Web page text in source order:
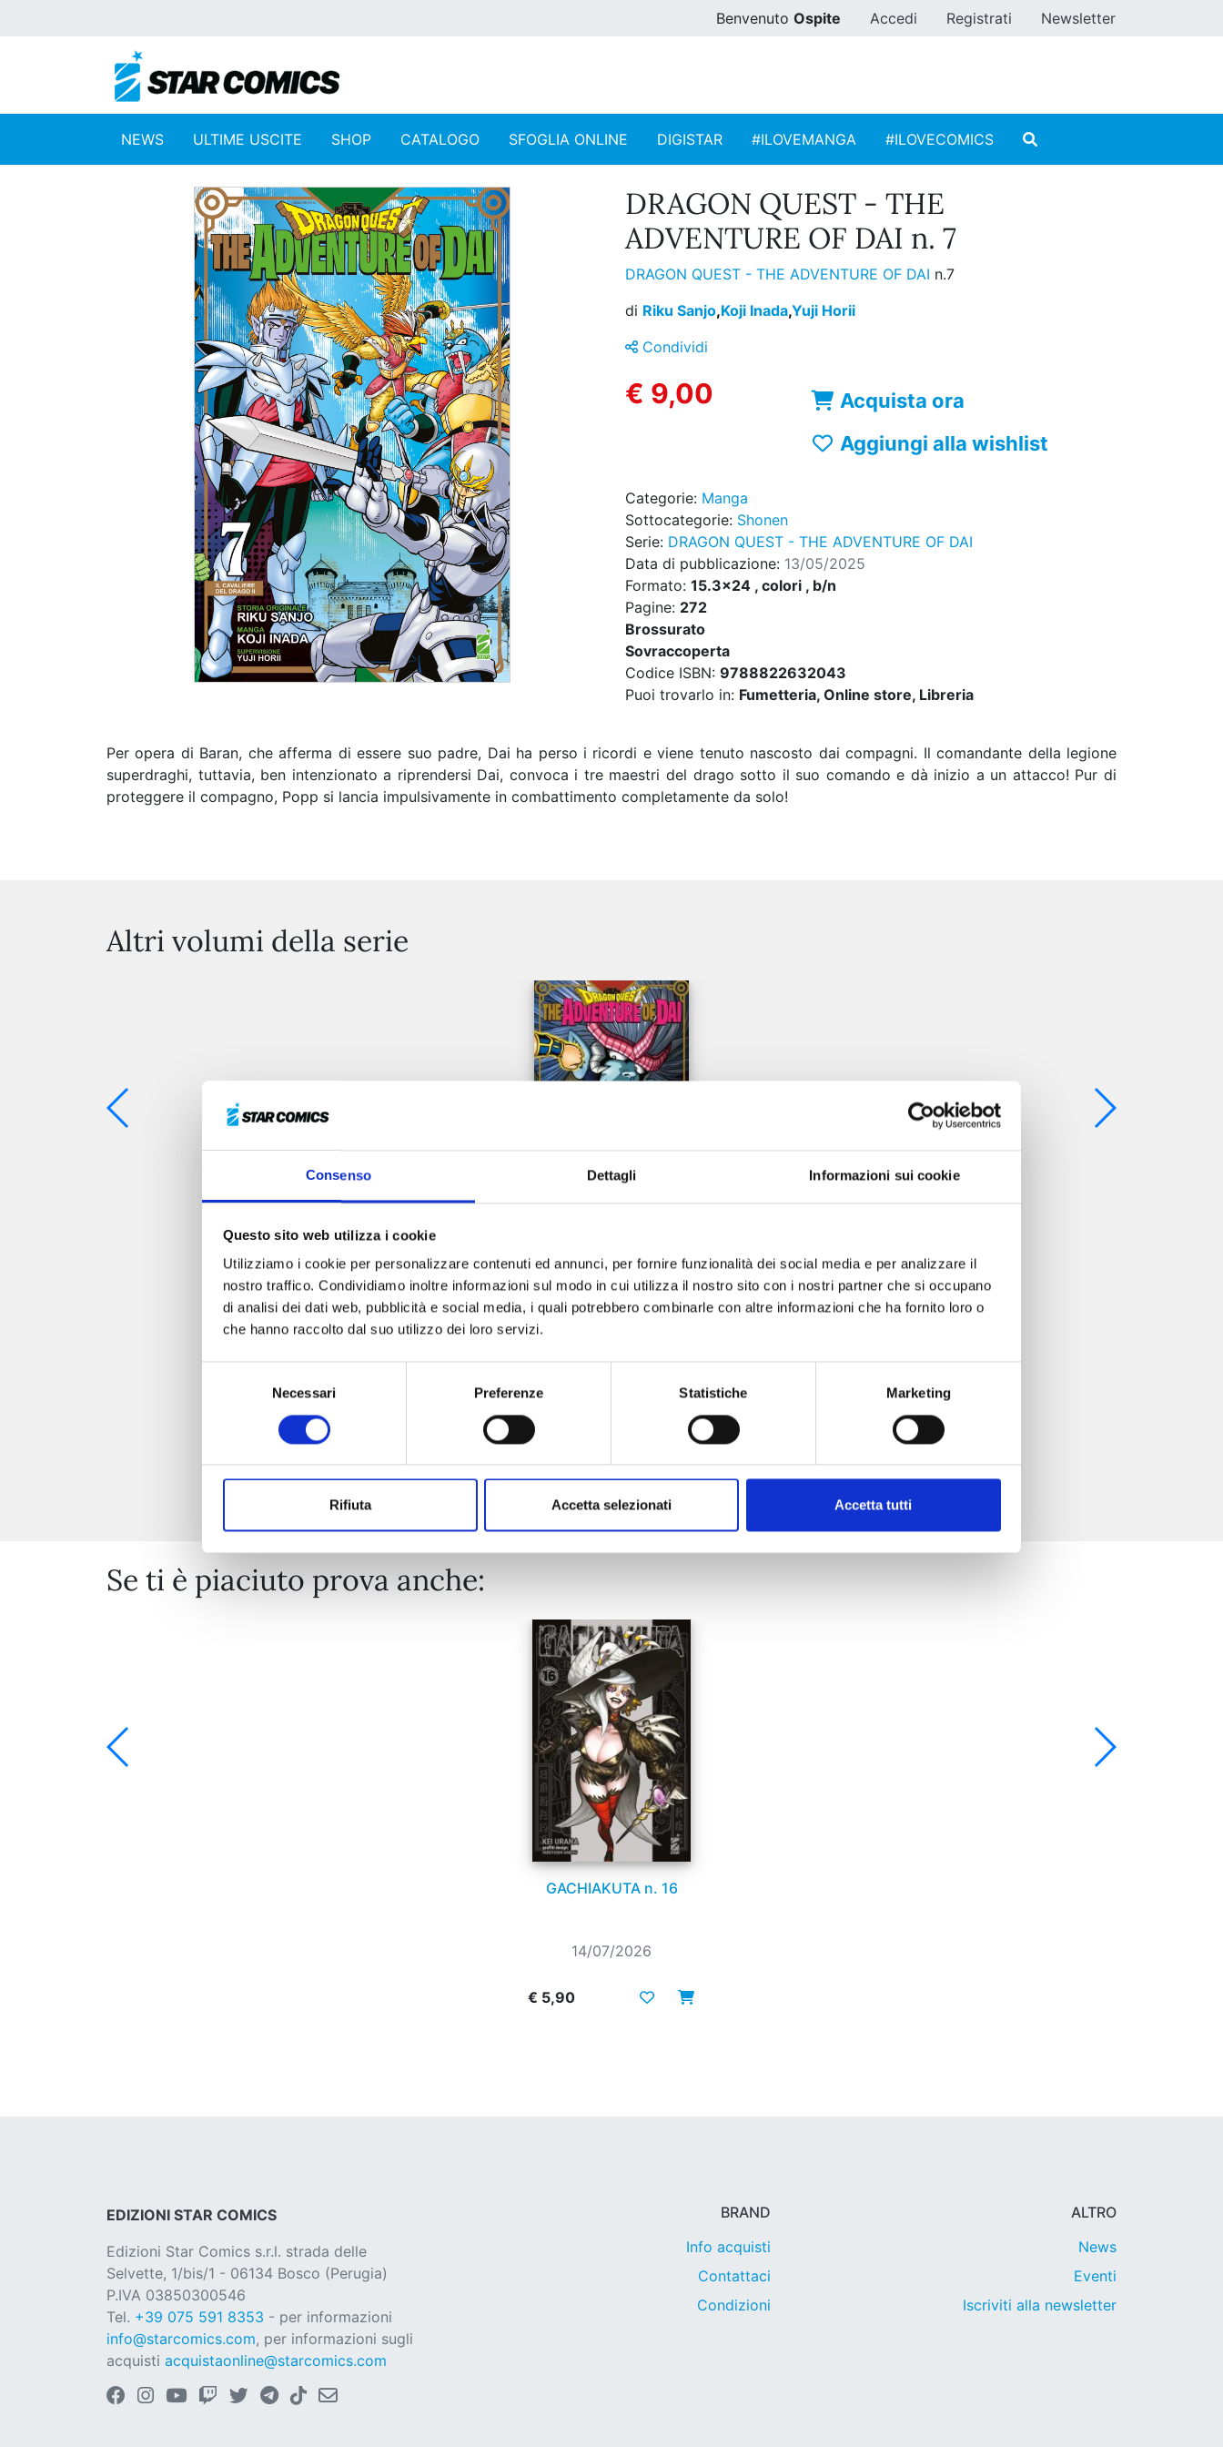
Consenso Dettagli Informazioni sui cookie
Questo sito web utilizza i cookie
Utilizziamo i cookie per personalizzare contenuti ed annunci, per fornire funzionalità dei social media e per analizzare il
nostro traffico. Condividiamo inoltre informazioni sul modo in cui utilizza il nostro sito con i nostri partner che si occupano
di analisi dei dati web, pubblicità e social media, i quali potrebbero combinarle con altre informazioni che ha fornito loro o
che hanno raccolto dal suo utilizzo dei loro servizi.
Necessari Preferenze Statistiche Marketing
Rifiuta Accetta selezionati Accetta tutti
Benvenuto Ospite Accedi Registrati Newsletter
NEWS ULTIME USCITE SHOP CATALOGO SFOGLIA ONLINE DIGISTAR #ILOVEMANGA #ILOVECOMICS
DRAGON QUEST - THE
ADVENTURE OF DAI n. 7
DRAGON QUEST - THE ADVENTURE OF DAI n.7
di Riku Sanjo,Koji Inada,Yuji Horii
Condividi
€ 9,00
Acquista ora
Aggiungi alla wishlist
Categorie: Manga
Sottocategorie: Shonen
Serie: DRAGON QUEST - THE ADVENTURE OF DAI
Data di pubblicazione: 13/05/2025
Formato: 15.3x24 , colori , b/n
Pagine: 272
Brossurato
Sovraccoperta
Codice ISBN: 9788822632043
Puoi trovarlo in: Fumetteria, Online store, Libreria
Per opera di Baran, che afferma di essere suo padre, Dai ha perso i ricordi e viene tenuto nascosto dai compagni. Il comandante della legione
superdraghi, tuttavia, ben intenzionato a riprendersi Dai, convoca i tre maestri del drago sotto il suo comando e dà inizio a un attacco! Pur di
proteggere il compagno, Popp si lancia impulsivamente in combattimento completamente da solo!
Altri volumi della serie
08/09/2026
€ 9,00
Mostra tutto
Se ti è piaciuto prova anche:
GACHIAKUTA n. 16
14/07/2026
€ 5,90
EDIZIONI STAR COMICS
Edizioni Star Comics s.r.l. strada delle
Selvette, 1/bis/1 - 06134 Bosco (Perugia)
P.IVA 03850300546
Tel. +39 075 591 8353 - per informazioni
info@starcomics.com, per informazioni sugli
acquisti acquistaonline@starcomics.com
BRAND
Info acquisti
Contattaci
Condizioni
ALTRO
News
Eventi
Iscriviti alla newsletter